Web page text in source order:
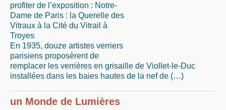
profiter de l’exposition : Notre-
Dame de Paris : la Querelle des
Vitraux à la Cité du Vitrail à
Troyes
En 1935, douze artistes verriers
parisiens proposèrent de
remplacer les verrières en grisaille de Viollet-le-Duc
installées dans les baies hautes de la nef de (…)
un Monde de Lumières